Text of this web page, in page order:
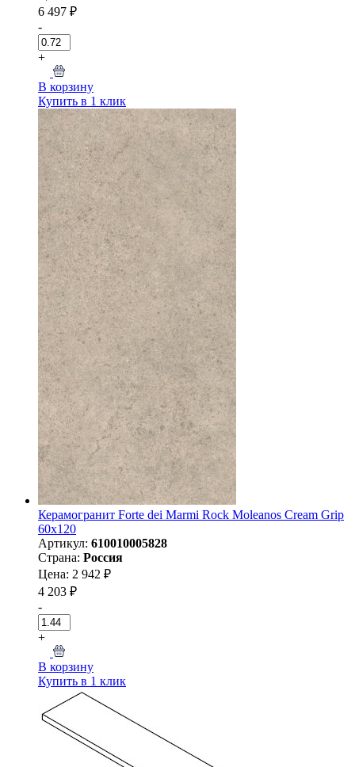
6 497 ₽
-
+
В корзину
Купить в 1 клик
Керамогранит Forte dei Marmi Rock Moleanos Cream Grip
60x120
Артикул: 610010005828
Страна: Россия
Цена: 2 942 ₽
4 203 ₽
-
+
В корзину
Купить в 1 клик